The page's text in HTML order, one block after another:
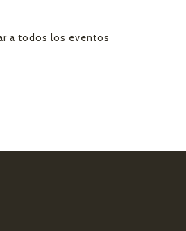
a todos los eventos